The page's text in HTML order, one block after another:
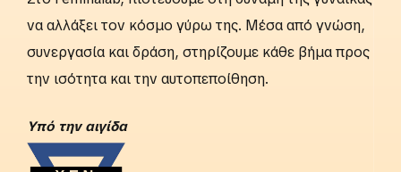
να αλλάξει τον κόσμο γύρω της. Μέσα από γνώση,
συνεργασία και δράση, στηρίζουμε κάθε βήμα προς
την ισότητα και την αυτοπεποίθηση.
Yπό την αιγίδα